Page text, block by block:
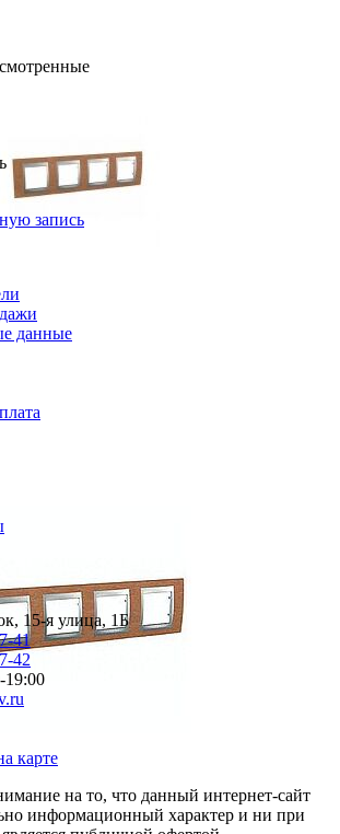
запись
данные
15-я улица, 1Б
41
42
карте
на то, что данный интернет-сайт
информационный характер и ни при